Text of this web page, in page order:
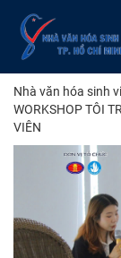
Nhà văn hóa sinh
WORKSHOP TÔI
VIÊN